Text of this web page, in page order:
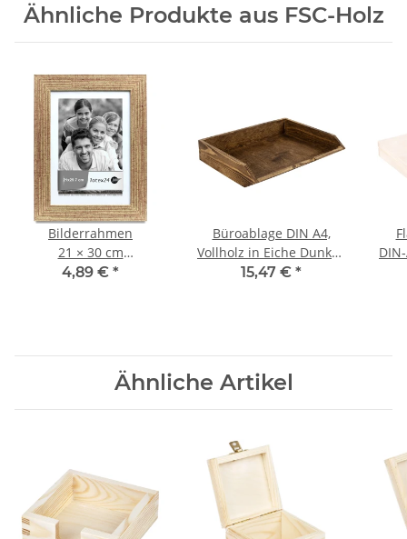
Ähnliche Produkte aus FSC-Holz
Bilderrahmen
21 × 30 cm
Wandrahmen,
4,89 € *
Büroablage DIN A4,
Vollholz in Eiche Dunkel,
34 × 27 × 7 cm
15,47 € *
Ähnliche Artikel